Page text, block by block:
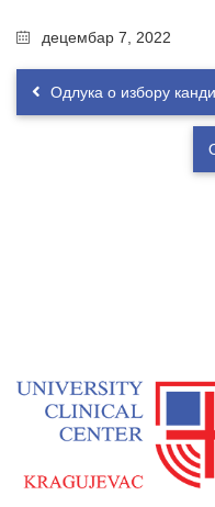
децембар 7, 2022
Одлука о избору